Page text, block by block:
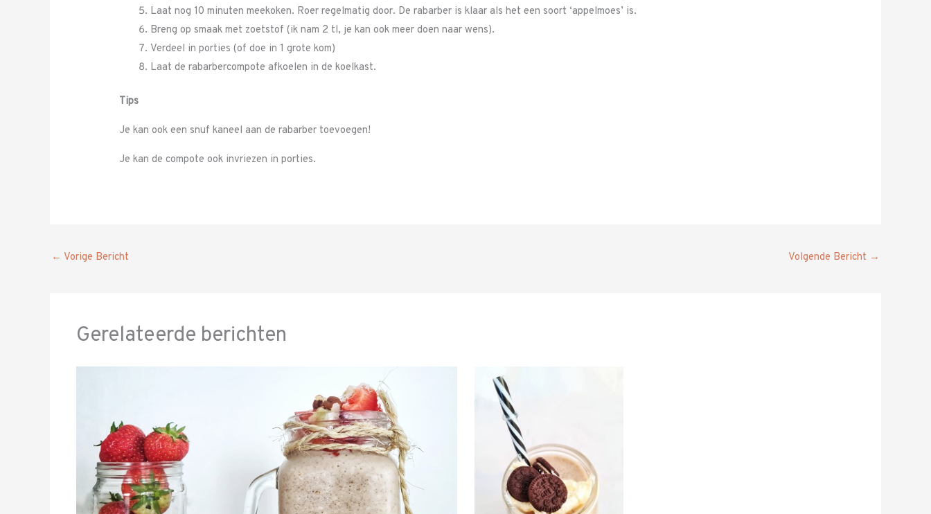
Laat nog 10 minuten meekoken. Roer regelmatig door. De rabarber is klaar als het een soort ‘appelmoes’ is.
Breng op smaak met zoetstof (ik nam 2 tl, je kan ook meer doen naar wens).
Verdeel in porties (of doe in 1 grote kom)
Laat de rabarbercompote afkoelen in de koelkast.
Tips
Je kan ook een snuf kaneel aan de rabarber toevoegen!
Je kan de compote ook invriezen in porties.
← Vorige Bericht Volgende Bericht →
Gerelateerde berichten